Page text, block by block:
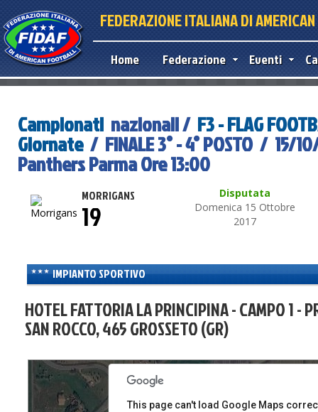
FEDERAZIONE ITALIANA DI
Home Federazione Eventi
Campionati nazionali / F3 - FLAG
Giornate/ FINALE 3° - 4° POSTO / 15/
Panthers Parma Ore 13:00
MORRIGANS
Disputata
Domenica 15 Ottobre
2017
19
IMPIANTO SPORTIVO
HOTEL FATTORIA LA PRINCIPINA - CAMPO 1 -
SAN ROCCO, 465 GROSSETO (GR)
For development purposes only
only
This page can't load Google Maps